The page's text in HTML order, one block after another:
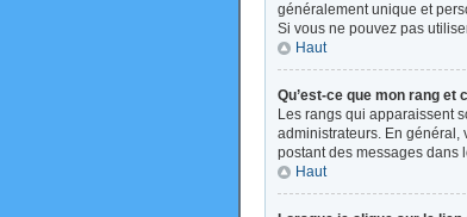
généralement unique et
Si vous ne pouvez pas
Haut
Qu’est-ce que mon rang et
Les rangs qui apparaissent
administrateurs. En général,
postant des messages dans
Haut